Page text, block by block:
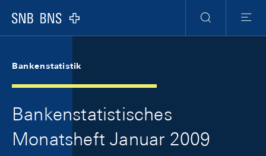
Logo
Suche
Menu
Bankenstatistik
Bankenstatistisches
Monatsheft Januar 2009